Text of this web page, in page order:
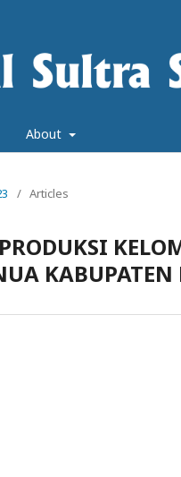
About
/ Articles
KABUPATEN